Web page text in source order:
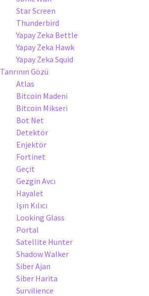
Star Screen
Thunderbird
Yapay Zeka Bettle
Yapay Zeka Hawk
Yapay Zeka Squid
Tanrının Gözü
Atlas
Bitcoin Madeni
Bitcoin Mikseri
Bot Net
Detektör
Enjektör
Fortinet
Geçit
Gezgin Avcı
Hayalet
Işın Kılıcı
Looking Glass
Portal
Satellite Hunter
Shadow Walker
Siber Ajan
Siber Harita
Survilience